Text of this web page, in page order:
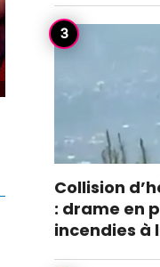
Collision
: drame en
incendies à